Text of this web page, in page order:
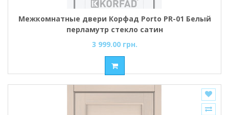
Межкомнатные двери Корфад Porto PR-01 Белый
перламутр стекло cатин
3 999.00 грн.